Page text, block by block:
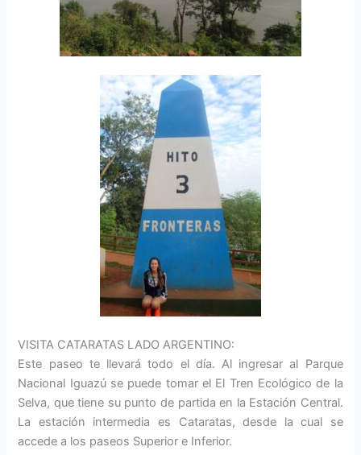
VISITA CATARATAS LADO ARGENTINO:
Este paseo te llevará todo el día. Al ingresar al Parque
Nacional Iguazú se puede tomar el El Tren Ecológico de la
Selva, que tiene su punto de partida en la Estación Central.
La estación intermedia es Cataratas, desde la cual se
accede a los paseos Superior e Inferior.